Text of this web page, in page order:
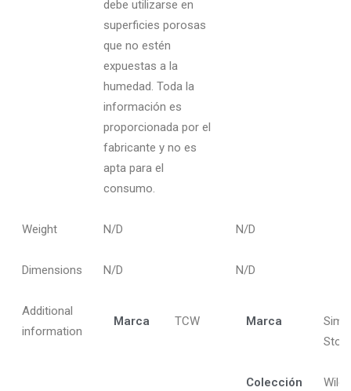
debe utilizarse en
superficies porosas
que no estén
expuestas a la
humedad. Toda la
información es
proporcionada por el
fabricante y no es
apta para el
consumo.
Weight N/D N/D
Dimensions N/D N/D
Additional
information
Marca TCW Marca
Colección